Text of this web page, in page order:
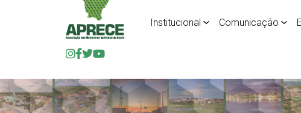
Institucional Comunicação